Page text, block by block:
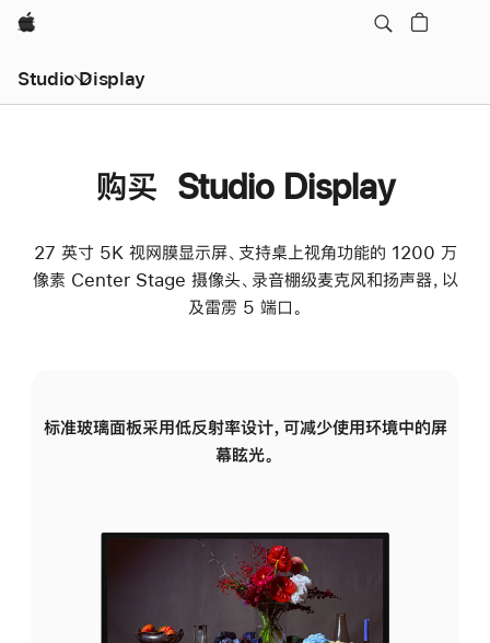
Apple
Studio Display
购买 Studio Display
27 英寸 5K 视网膜显示屏、支持桌上视角功能的 1200 万
像素 Center Stage 摄像头、录音棚级麦克风和扬声器，以
及雷雳 5 端口。
标准玻璃面板采用低反射率设计，可减少使用环境中的屏
幕眩光。